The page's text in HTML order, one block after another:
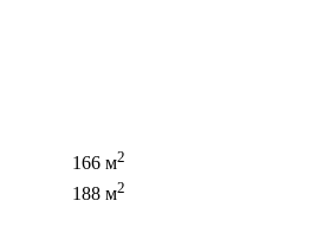
166 м2
188 м2